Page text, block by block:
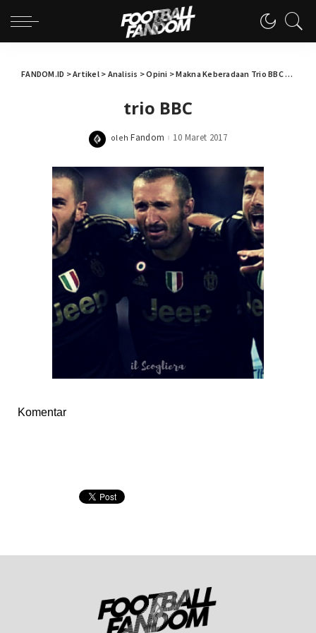
FANDOM.ID >Artikel> Analisis >Opini >Makna Keberadaan Trio BBC Bagi Juventus
trio BBC
Posted
oleh Fandom 10 Maret 2017
Komentar